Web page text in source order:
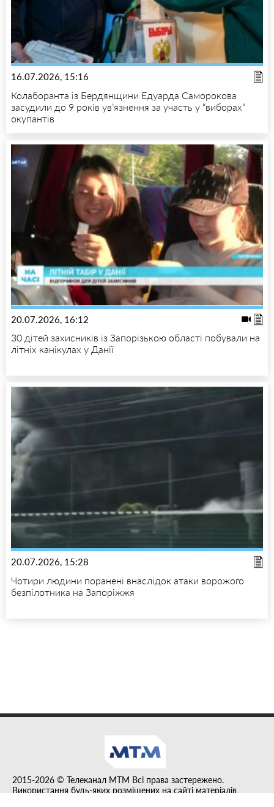
16.07.2026, 15:16
Колаборанта із Бердянщини Едуарда Саморокова
засудили до 9 років ув’язнення за участь у “виборах”
окупантів
20.07.2026, 16:12
30 дітей захисників із Запорізькою області побували на
літніх канікулах у Данії
20.07.2026, 15:28
Чотири людини поранені внаслідок атаки ворожого
безпілотника на Запоріжжя
2015-2026 © Телеканал MTM Всі права застережено.
Використання будь-яких розміщених на сайті матеріалів